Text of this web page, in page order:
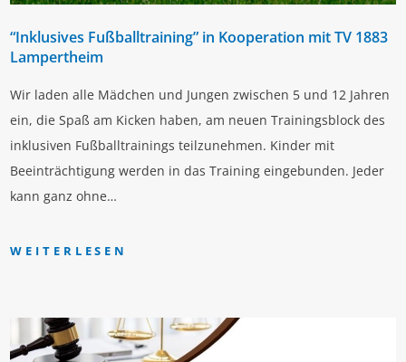
“Inklusives Fußballtraining” in Kooperation mit TV 1883
Lampertheim
Wir laden alle Mädchen und Jungen zwischen 5 und 12 Jahren
ein, die Spaß am Kicken haben, am neuen Trainingsblock des
inklusiven Fußballtrainings teilzunehmen. Kinder mit
Beeinträchtigung werden in das Training eingebunden. Jeder
kann ganz ohne…
WEITERLESEN